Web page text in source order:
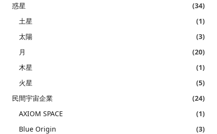
惑星
(34)
土星
(1)
太陽
(3)
月
(20)
木星
(1)
火星
(5)
民間宇宙企業
(24)
AXIOM SPACE
(1)
Blue Origin
(3)